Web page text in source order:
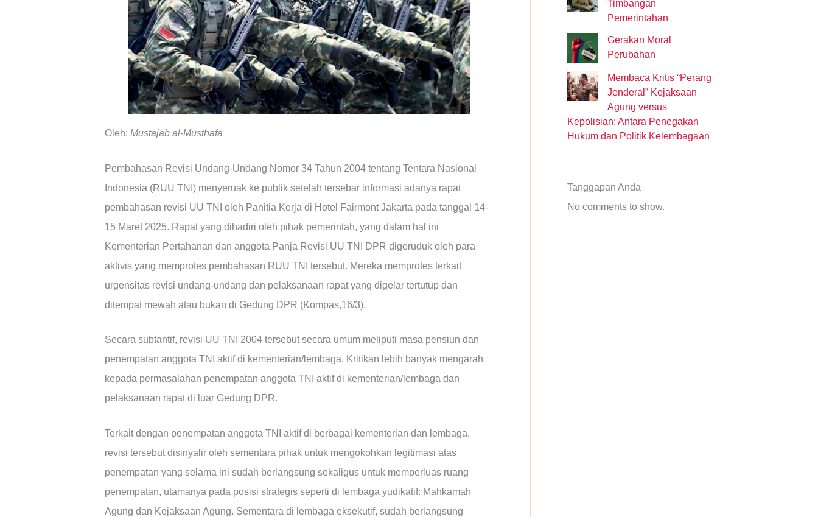
Oleh: Mustajab al-Musthafa
Pembahasan Revisi Undang-Undang Nomor 34 Tahun 2004 tentang Tentara Nasional
Indonesia (RUU TNI) menyeruak ke publik setelah tersebar informasi adanya rapat
pembahasan revisi UU TNI oleh Panitia Kerja di Hotel Fairmont Jakarta pada tanggal 14-
15 Maret 2025. Rapat yang dihadiri oleh pihak pemerintah, yang dalam hal ini
Kementerian Pertahanan dan anggota Panja Revisi UU TNI DPR digeruduk oleh para
aktivis yang memprotes pembahasan RUU TNI tersebut. Mereka memprotes terkait
urgensitas revisi undang-undang dan pelaksanaan rapat yang digelar tertutup dan
ditempat mewah atau bukan di Gedung DPR (Kompas,16/3).
Secara subtantif, revisi UU TNI 2004 tersebut secara umum meliputi masa pensiun dan
penempatan anggota TNI aktif di kementerian/lembaga. Kritikan lebih banyak mengarah
kepada permasalahan penempatan anggota TNI aktif di kementerian/lembaga dan
pelaksanaan rapat di luar Gedung DPR.
Terkait dengan penempatan anggota TNI aktif di berbagai kementerian dan lembaga,
revisi tersebut disinyalir oleh sementara pihak untuk mengokohkan legitimasi atas
penempatan yang selama ini sudah berlangsung sekaligus untuk memperluas ruang
penempatan, utamanya pada posisi strategis seperti di lembaga yudikatif: Mahkamah
Agung dan Kejaksaan Agung. Sementara di lembaga eksekutif, sudah berlangsung
Timbangan
Pemerintahan
Gerakan Moral
Perubahan
Membaca Kritis “Perang
Jenderal” Kejaksaan
Agung versus
Kepolisian: Antara Penegakan
Hukum dan Politik Kelembagaan
Tanggapan Anda
No comments to show.